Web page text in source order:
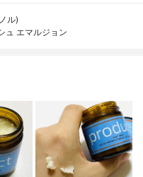
ル)
ュ エマルジョン